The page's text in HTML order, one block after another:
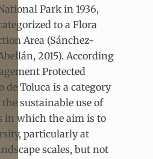
Park in 1936,
to a Flora
Area (Sánchez-
2015). According
Protected
de Toluca is a category
sustainable use of
in which the aim is to
particularly at
scales, but not